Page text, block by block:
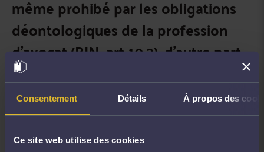
Consentement Détails À propos des
Ce site web utilise des cookies
même prohibé par les obligations
déontologiques de la profession
d’avocat (RIN, art 10.3), d’autre part,
de ce que, par leurs caractéristiques,
ces « minimessages » ne permettent
pas d’assurer, dans tous les cas, un
contenu respectant les obligations